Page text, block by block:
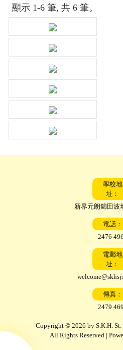
顯示 1-6 筆, 共 6 筆。
學校地
址：
新界元朗錦田波
電話：
2476
電郵地
址：
傳真：
2479
Copyright © 2026 by S.K.H. St.
All Rights Reserved |